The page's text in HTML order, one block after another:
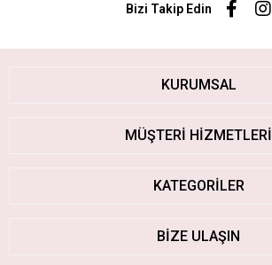
Bizi Takip Edin
KURUMSAL
MÜŞTERİ HİZMETLERİ
KATEGORİLER
BİZE ULAŞIN